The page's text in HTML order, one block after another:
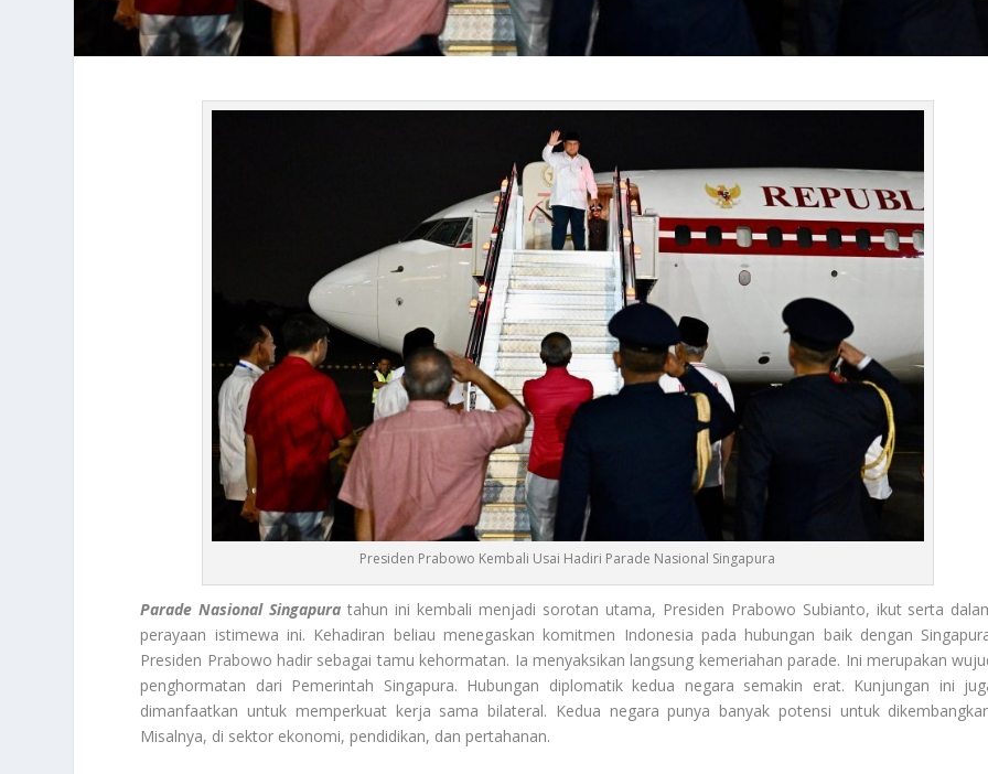
Presiden Prabowo Kembali Usai Hadiri Parade Nasional Singapura
Parade Nasional Singapura tahun ini kembali menjadi sorotan utama, Presiden Prabowo Subianto, ikut serta
perayaan istimewa ini. Kehadiran beliau menegaskan komitmen Indonesia pada hubungan baik dengan
Presiden Prabowo hadir sebagai tamu kehormatan. Ia menyaksikan langsung kemeriahan parade. Ini merupakan
penghormatan dari Pemerintah Singapura. Hubungan diplomatik kedua negara semakin erat. Kunjungan ini
dimanfaatkan untuk memperkuat kerja sama bilateral. Kedua negara punya banyak potensi untuk
Misalnya, di sektor ekonomi, pendidikan, dan pertahanan.